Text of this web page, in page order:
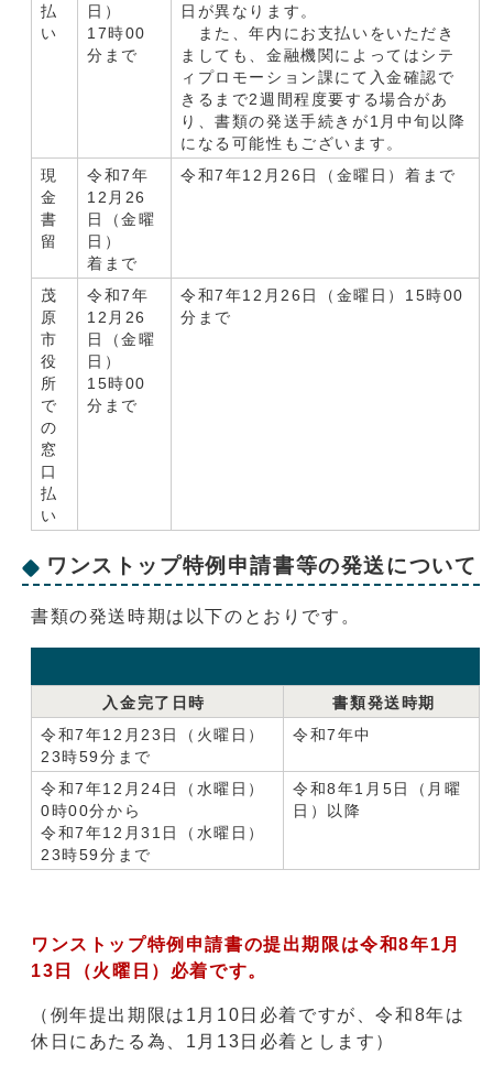
払
い
日）
17時00
分まで
日が異なります。
また、年内にお支払いをいただき
ましても、金融機関によってはシテ
ィプロモーション課にて入金確認で
きるまで2週間程度要する場合があ
り、書類の発送手続きが1月中旬以降
になる可能性もございます。
現
金
書
留
令和7年
12月26
日（金曜
日）
着まで
令和7年12月26日（金曜日）着まで
茂
原
市
役
所
で
の
窓
口
払
い
令和7年
12月26
日（金曜
日）
15時00
分まで
令和7年12月26日（金曜日）15時00
分まで
ワンストップ特例申請書等の発送について
書類の発送時期は以下のとおりです。
入金完了日時
書類発送時期
令和7年12月23日（火曜日）
23時59分まで
令和7年中
令和7年12月24日（水曜日）
0時00分から
令和7年12月31日（水曜日）
23時59分まで
令和8年1月5日（月曜
日）以降
ワンストップ特例申請書の提出期限は令和8年1月
13日（火 曜日）必着です。
（例年提出期限は1月10日必着ですが、令和8年は
休日にあたる為、1月13日必着とします）